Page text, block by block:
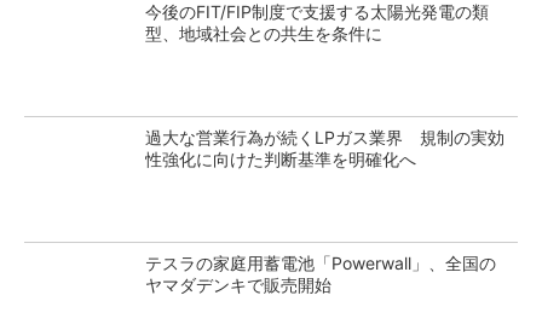
今後のFIT/FIP制度で支援する太陽光発電の類
型、地域社会との共生を条件に
過大な営業行為が続くLPガス業界 規制の実効
性強化に向けた判断基準を明確化へ
テスラの家庭用蓄電池「Powerwall」、全国の
ヤマダデンキで販売開始